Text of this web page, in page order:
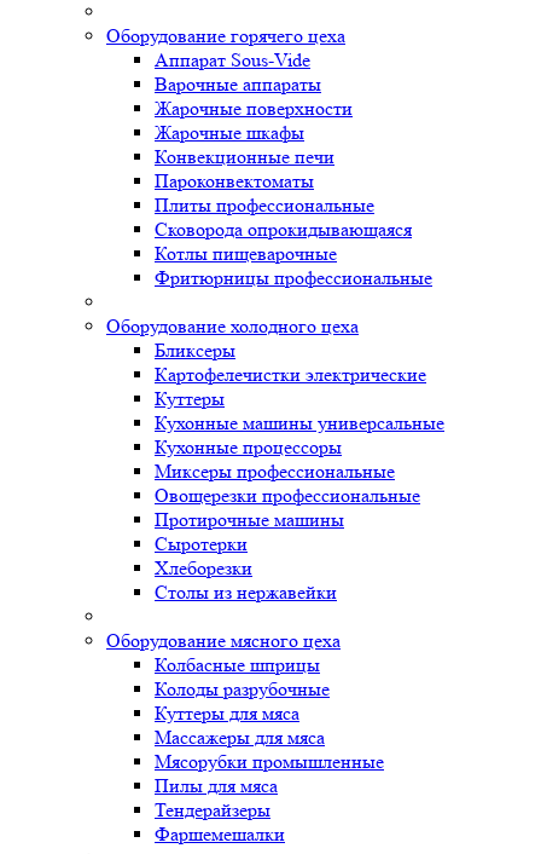
Оборудование горячего цеха
Аппарат Sous-Vide
Варочные аппараты
Жарочные поверхности
Жарочные шкафы
Конвекционные печи
Пароконвектоматы
Плиты профессиональные
Сковорода опрокидывающаяся
Котлы пищеварочные
Фритюрницы профессиональные
Оборудование холодного цеха
Бликсеры
Картофелечистки электрические
Куттеры
Кухонные машины универсальные
Кухонные процессоры
Миксеры профессиональные
Овощерезки профессиональные
Протирочные машины
Сыротерки
Хлеборезки
Столы из нержавейки
Оборудование мясного цеха
Колбасные шприцы
Колоды разрубочные
Куттеры для мяса
Массажеры для мяса
Мясорубки промышленные
Пилы для мяса
Тендерайзеры
Фаршемешалки